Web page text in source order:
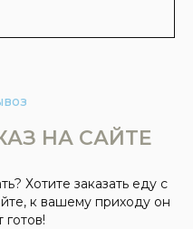
НА САЙТЕ
Хотите заказать еду с
к вашему приходу он